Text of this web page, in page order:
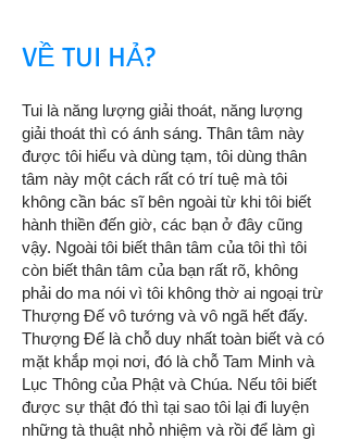
VỀ TUI HẢ?
Tui là năng lượng giải thoát, năng lượng
giải thoát thì có ánh sáng. Thân tâm này
được tôi hiểu và dùng tạm, tôi dùng thân
tâm này một cách rất có trí tuệ mà tôi
không cần bác sĩ bên ngoài từ khi tôi biết
hành thiền đến giờ, các bạn ở đây cũng
vậy. Ngoài tôi biết thân tâm của tôi thì tôi
còn biết thân tâm của bạn rất rõ, không
phải do ma nói vì tôi không thờ ai ngoại trừ
Thượng Đế vô tướng và vô ngã hết đấy.
Thượng Đế là chỗ duy nhất toàn biết và có
mặt khắp mọi nơi, đó là chỗ Tam Minh và
Lục Thông của Phật và Chúa. Nếu tôi biết
được sự thật đó thì tại sao tôi lại đi luyện
những tà thuật nhỏ nhiệm và rồi để làm gì